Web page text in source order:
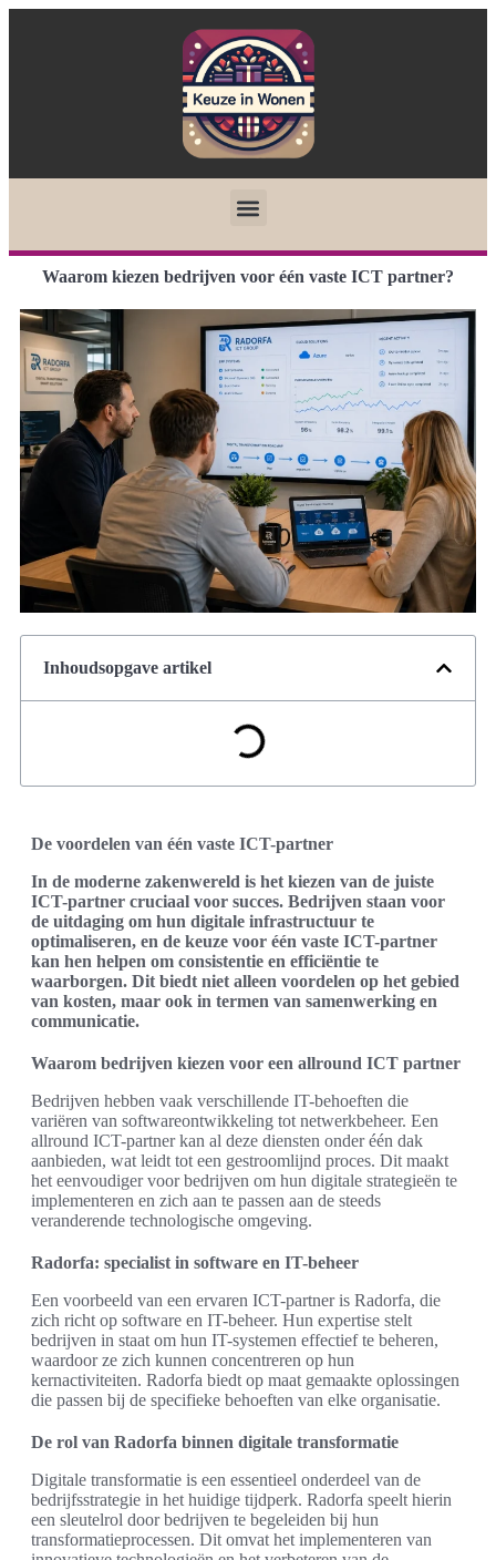
Waarom kiezen bedrijven voor één vaste ICT partner?
Inhoudsopgave artikel
De voordelen van één vaste ICT-partner
In de moderne zakenwereld is het kiezen van de juiste
ICT-partner cruciaal voor succes. Bedrijven staan voor
de uitdaging om hun digitale infrastructuur te
optimaliseren, en de keuze voor één vaste ICT-partner
kan hen helpen om consistentie en efficiëntie te
waarborgen. Dit biedt niet alleen voordelen op het gebied
van kosten, maar ook in termen van samenwerking en
communicatie.
Waarom bedrijven kiezen voor een allround ICT partner
Bedrijven hebben vaak verschillende IT-behoeften die
variëren van softwareontwikkeling tot netwerkbeheer. Een
allround ICT-partner kan al deze diensten onder één dak
aanbieden, wat leidt tot een gestroomlijnd proces. Dit maakt
het eenvoudiger voor bedrijven om hun digitale strategieën te
implementeren en zich aan te passen aan de steeds
veranderende technologische omgeving.
Radorfa: specialist in software en IT-beheer
Een voorbeeld van een ervaren ICT-partner is Radorfa, die
zich richt op software en IT-beheer. Hun expertise stelt
bedrijven in staat om hun IT-systemen effectief te beheren,
waardoor ze zich kunnen concentreren op hun
kernactiviteiten. Radorfa biedt op maat gemaakte oplossingen
die passen bij de specifieke behoeften van elke organisatie.
De rol van Radorfa binnen digitale transformatie
Digitale transformatie is een essentieel onderdeel van de
bedrijfsstrategie in het huidige tijdperk. Radorfa speelt hierin
een sleutelrol door bedrijven te begeleiden bij hun
transformatieprocessen. Dit omvat het implementeren van